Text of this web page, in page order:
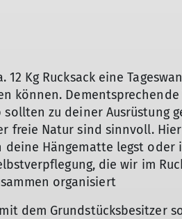
Kg Rucksack eine
können. Dementsprechende
zu deiner Ausrüstung
freie Natur sind sinnvoll.
deine Hängematte legst
die wir im
organisiert
dem Grundstücksbesitzer